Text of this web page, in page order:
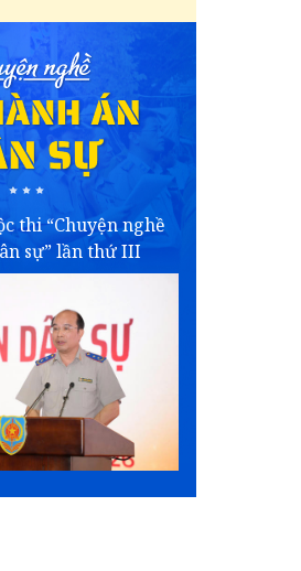
thi “Chuyện nghề
sự” lần thứ III